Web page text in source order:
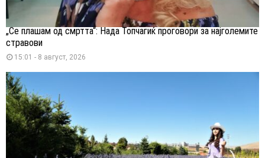
„Се плашам од смртта“: Нада Топчагиќ проговори за најголемите
стравови
15:01 - 8 август, 2026